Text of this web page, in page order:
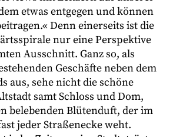
etwas entgegen und können
Denn einerseits ist die
nur eine Perspektive
Ausschnitt. Ganz so, als
Geschäfte neben dem
aus, sehe nicht die schöne
samt Schloss und Dom,
belebenden Blütenduft, der im
jeder Straßeneckeweht.